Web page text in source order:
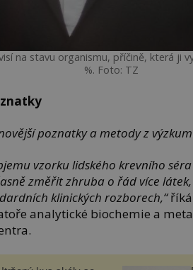
na stavu organismu, příčině, která ji
%. Foto: TZ
poznatky a metody z
vzorku lidského krevního
změřit zhruba o řád více látek,
klinických rozborech,“říká
analytické biochemie a